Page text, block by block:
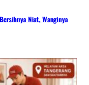
Niat, Wanginya